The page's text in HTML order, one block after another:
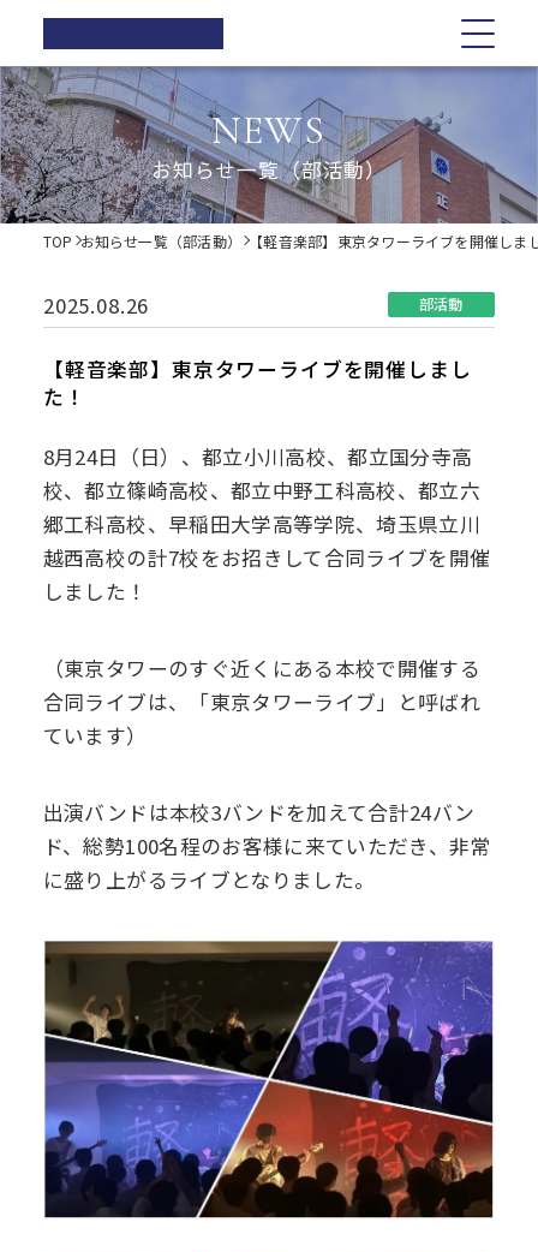
正則高等
学校
学校紹介
正則高等学校の3つの柱
校長ご挨拶
歴史・伝統
制服紹介
教育の特色
正則教育の全体図
学習指導
教科紹介
教育内容
生活指導
学校生活
年間行事
体育祭
学院祭
学習旅行
入試情報
オープンスクール・学校説明会
募集要項
Web出願について
入試Q&A
在校生の方へ
卒業生の方へ
各種証明書の発行
同窓会
学校紹介
正則高等学校の3つの柱
校長ご挨拶
施設紹介
教育の特色
正則教育の全体図
教育内容
進路指導
進路実績
卒業生の声
生活指導
PTA
学校生活
学院祭
学習旅行
体験学習
学院祭特設ページ
生徒会・部活動
募集要項
Web出願について
入試Q&A
学費軽減・助成制度
お問い合わせ
在校生の方へ
卒業生の方へ
各種証明書の発行
同窓会
デジタル パンフレット
資料請求
NEWS
お知らせ一覧（部活動）
TOP お知らせ一覧（部活動） 【軽音楽部】東京タワーライブを開催しま
2025.08.26 部活動
【軽音楽部】東京タワーライブを開催しまし
た！
8月24日（日）、都立小川高校、都立国分寺高
校、都立篠崎高校、都立中野工科高校、都立六
郷工科高校、早稲田大学高等学院、埼玉県立川
越西高校の計7校をお招きして合同ライブを開催
しました！
（東京タワーのすぐ近くにある本校で開催する
合同ライブは、「東京タワーライブ」と呼ばれ
ています）
出演バンドは本校3バンドを加えて合計24バン
ド、総勢100名程のお客様に来ていただき、非常
に盛り上がるライブとなりました。